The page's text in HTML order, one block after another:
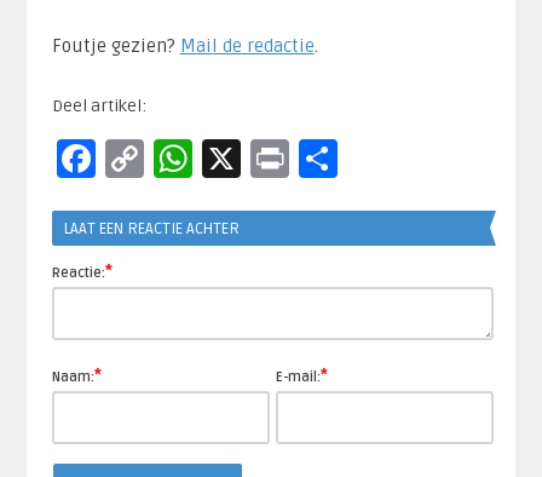
Foutje gezien? Mail de redactie.​
Deel artikel:
Facebook
CopyWhatsApp
X PrintDelen
LAAT EEN REACTIE ACHTER
Reactie:*
Naam:* E-mail:*